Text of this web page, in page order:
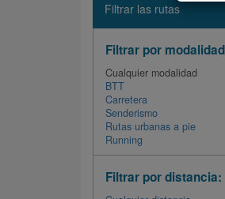
Filtrar las rutas
Filtrar por
Cualquier modalidad
BTT
Carretera
Senderismo
Rutas urbanas a pie
Running
Filtrar por distancia: